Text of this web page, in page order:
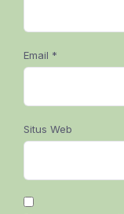
Email *
Situs Web